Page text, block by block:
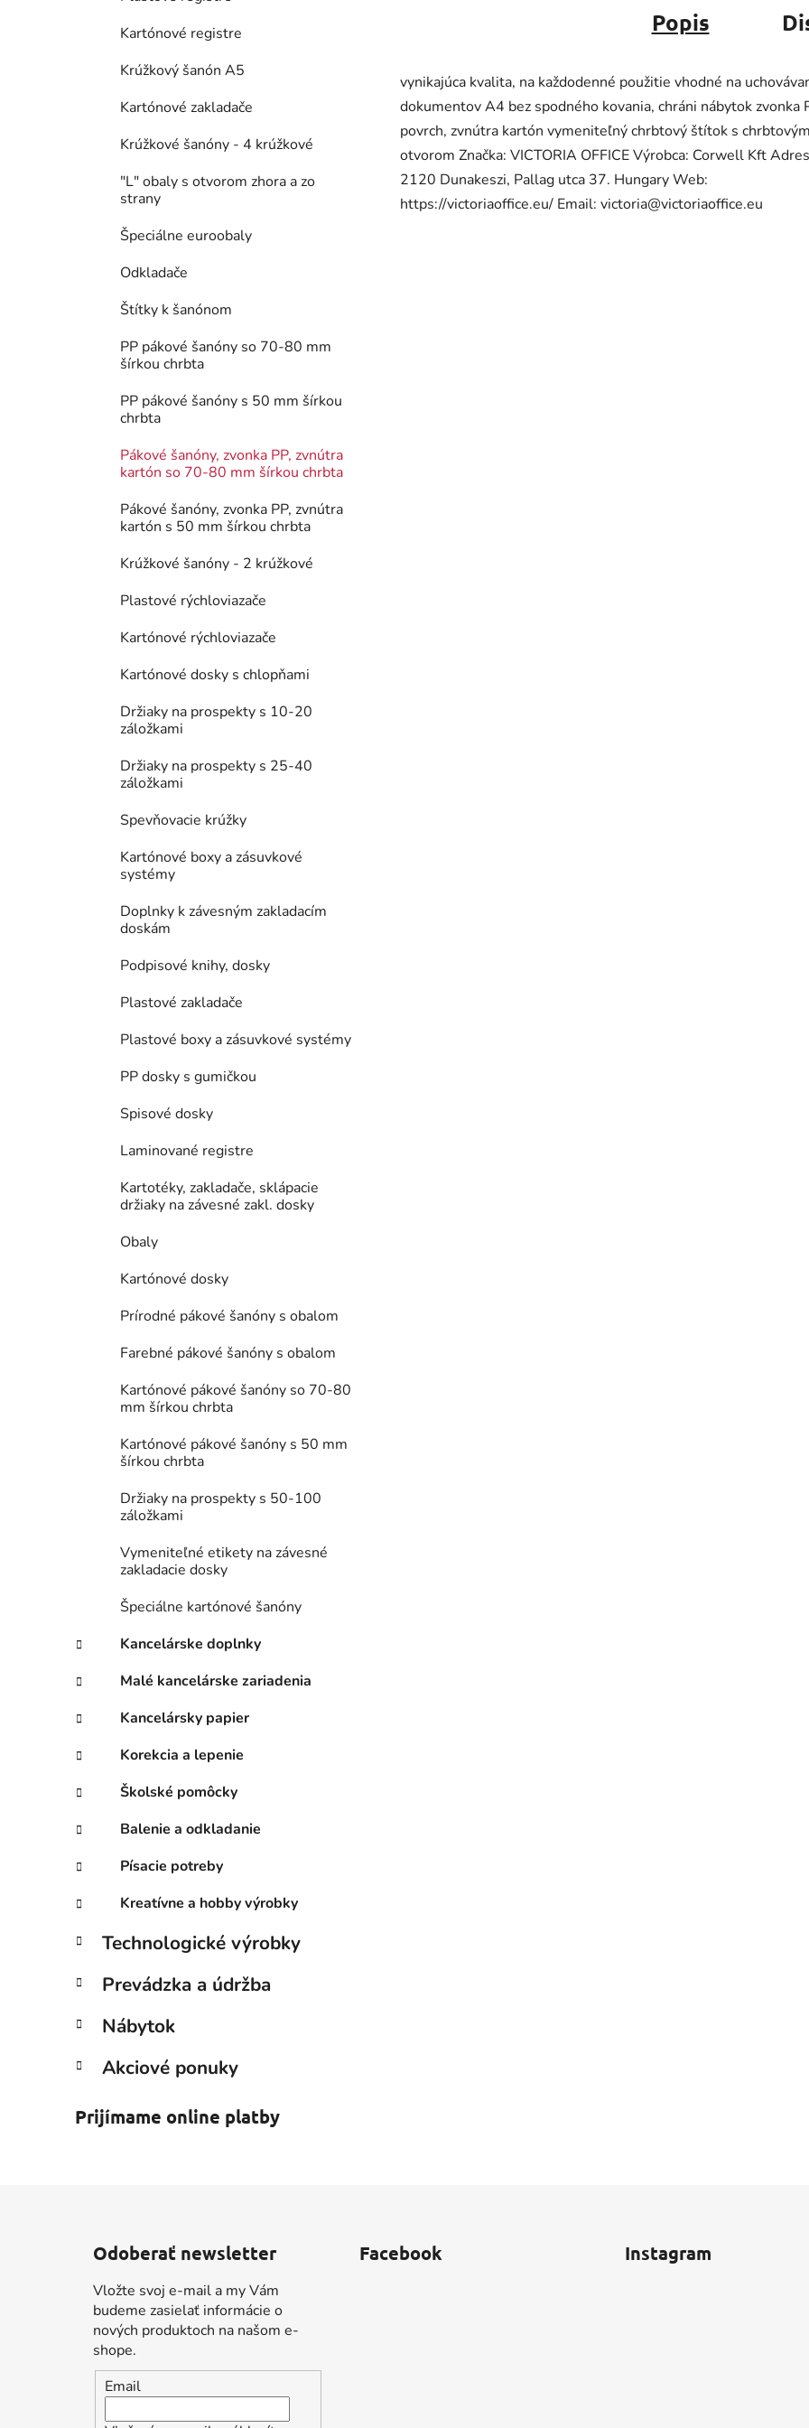
Kartónové registre
Krúžkový šanón A5
Kartónové zakladače
Krúžkové šanóny - 4 krúžkové
"L" obaly s otvorom zhora a zo
strany
Špeciálne euroobaly
Odkladače
Štítky k šanónom
PP pákové šanóny so 70-80 mm
šírkou chrbta
PP pákové šanóny s 50 mm šírkou
chrbta
Pákové šanóny, zvonka PP, zvnútra
kartón so 70-80 mm šírkou chrbta
Pákové šanóny, zvonka PP, zvnútra
kartón s 50 mm šírkou chrbta
Krúžkové šanóny - 2 krúžkové
Plastové rýchloviazače
Kartónové rýchloviazače
Kartónové dosky s chlopňami
Držiaky na prospekty s 10-20
záložkami
Držiaky na prospekty s 25-40
záložkami
Spevňovacie krúžky
Kartónové boxy a zásuvkové
systémy
Doplnky k závesným zakladacím
doskám
Podpisové knihy, dosky
Plastové zakladače
Plastové boxy a zásuvkové systémy
PP dosky s gumičkou
Spisové dosky
Laminované registre
Kartotéky, zakladače, sklápacie
držiaky na závesné zakl. dosky
Obaly
Kartónové dosky
Prírodné pákové šanóny s obalom
Farebné pákové šanóny s obalom
Kartónové pákové šanóny so 70-80
mm šírkou chrbta
Kartónové pákové šanóny s 50 mm
šírkou chrbta
Držiaky na prospekty s 50-100
záložkami
Vymeniteľné etikety na závesné
zakladacie dosky
Špeciálne kartónové šanóny
Kancelárske doplnky
Malé kancelárske zariadenia
Kancelársky papier
Korekcia a lepenie
Školské pomôcky
Balenie a odkladanie
Písacie potreby
Kreatívne a hobby výrobky
Technologické výrobky
Prevádzka a údržba
Nábytok
Akciové ponuky
Prijímame online platby
Popis
vynikajúca kvalita, na každodenné použitie vhodné na
dokumentov A4 bez spodného kovania, chráni nábytok zvonka
povrch, zvnútra kartón vymeniteľný chrbtový štítok s
otvorom Značka: VICTORIA OFFICE Výrobca: Corwell Kft
2120 Dunakeszi, Pallag utca 37. Hungary Web:
https://victoriaoffice.eu/ Email: victoria@victoriaoffice.eu
Odoberať newsletter
Vložte svoj e-mail a my Vám
budeme zasielať informácie o
nových produktoch na našom e-
shope.
Email
Facebook Instagram